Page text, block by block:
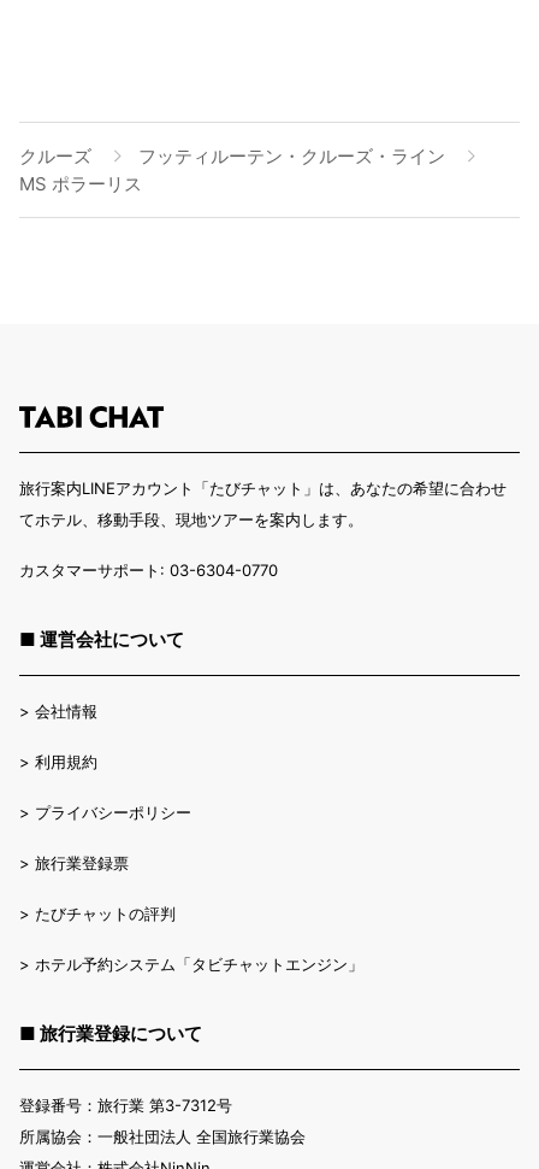
クルーズ
フッティルーテン・クルーズ・ライン
MS ポラーリス
旅行案内LINEアカウント「たびチャット」は、あなたの希望に合わせ
てホテル、移動手段、現地ツアーを案内します。
カスタマーサポート: 03-6304-0770
■ 運営会社について
> 会社情報
> 利用規約
> プライバシーポリシー
> 旅行業登録票
> たびチャットの評判
> ホテル予約システム「タビチャットエンジン」
■ 旅行業登録について
登録番号：旅行業 第3-7312号
所属協会：一般社団法人 全国旅行業協会